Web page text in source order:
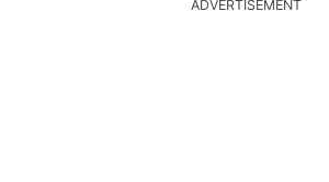
ADVERTISEMENT